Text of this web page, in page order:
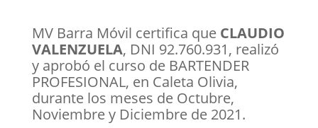
MV Barra Móvil certifica que CLAUDIO
VALENZUELA, DNI 92.760.931, realizó
y aprobó el curso de BARTENDER
PROFESIONAL, en Caleta Olivia,
durante los meses de Octubre,
Noviembre y Diciembre de 2021.